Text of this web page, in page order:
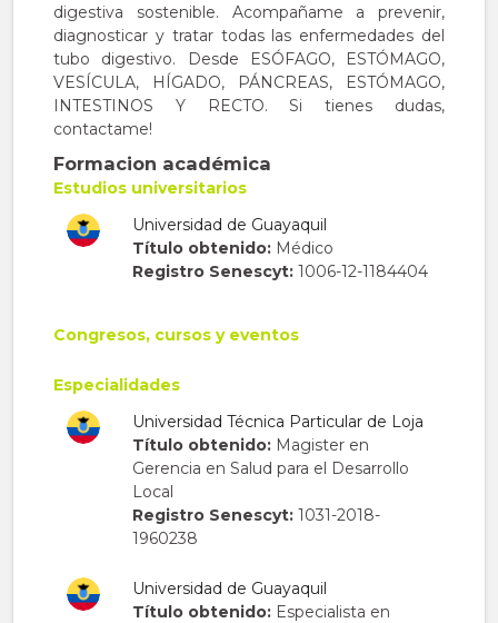
digestiva sostenible. Acompañame a prevenir,
diagnosticar y tratar todas las enfermedades del
tubo digestivo. Desde ESÓFAGO, ESTÓMAGO,
VESÍCULA, HÍGADO, PÁNCREAS, ESTÓMAGO,
INTESTINOS Y RECTO. Si tienes dudas,
contactame!
Formacion académica
Estudios universitarios
Universidad de Guayaquil
Título obtenido:Médico
Registro Senescyt:1006-12-1184404
Congresos, cursos y eventos
Especialidades
Universidad Técnica Particular de Loja
Título obtenido:Magister en
Gerencia en Salud para el Desarrollo
Local
Registro Senescyt:1031-2018-
1960238
Universidad de Guayaquil
Título obtenido:Especialista en